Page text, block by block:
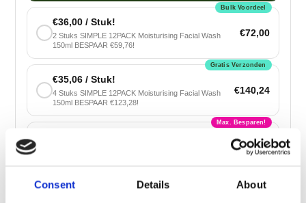
Consent Details About
Bulk Voordeel
€36,00 / Stuk!
2 Stuks SIMPLE 12PACK Moisturising Facial Wash
150ml BESPAAR €59,76!
€72,00
Gratis Verzonden
€35,06 / Stuk!
4 Stuks SIMPLE 12PACK Moisturising Facial Wash
150ml BESPAAR €123,28!
€140,24
Max. Besparen!
€204,72